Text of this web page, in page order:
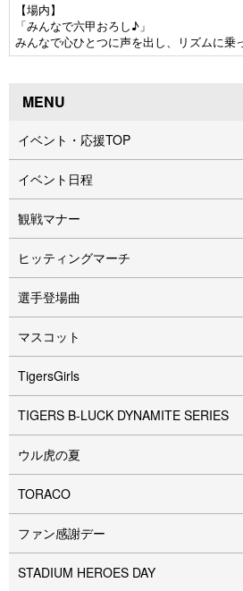
【場内】
「みんなで六甲おろし♪」
みんなで心ひとつに声を出し、リズムに乗
MENU
イベント・応援TOP
イベント⽇程
観戦マナー
ヒッティングマーチ
選手登場曲
マスコット
TigersGirls
TIGERS B-LUCK DYNAMITE SERIES
ウル⻁の夏
TORACO
ファン感謝デー
STADIUM HEROES DAY